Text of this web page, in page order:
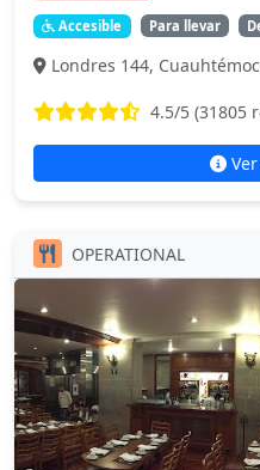
Accesible Para llevar
Londres 144,
4.5/5 (31805
Ver
OPERATIONAL